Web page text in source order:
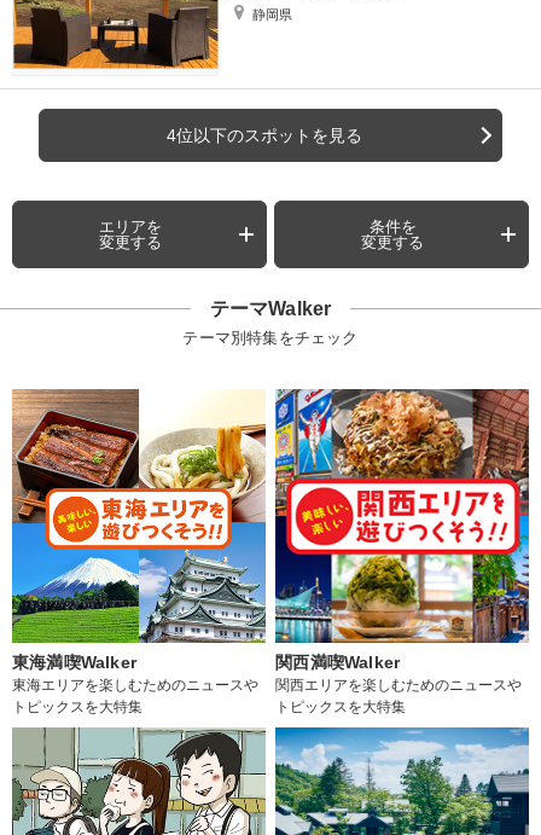
静岡県
4位以下のスポットを見る
エリアを
変更する
条件を
変更する
テーマWalker
テーマ別特集をチェック
東海満喫Walker
東海エリアを楽しむためのニュースや
トピックスを大特集
関西満喫Walker
関西エリアを楽しむためのニュースや
トピックスを大特集